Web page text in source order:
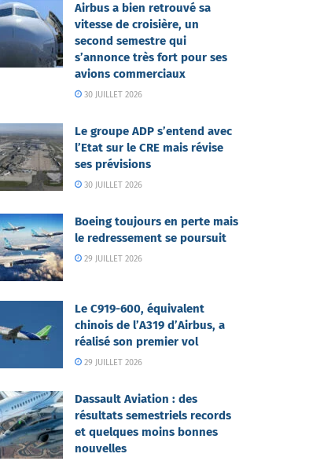
Airbus a bien retrouvé sa
vitesse de croisière, un
second semestre qui
s’annonce très fort pour ses
avions commerciaux
30 JUILLET 2026
Le groupe ADP s’entend avec
l’Etat sur le CRE mais révise
ses prévisions
30 JUILLET 2026
Boeing toujours en perte mais
le redressement se poursuit
29 JUILLET 2026
Le C919-600, équivalent
chinois de l’A319 d’Airbus, a
réalisé son premier vol
29 JUILLET 2026
Dassault Aviation : des
résultats semestriels records
et quelques moins bonnes
nouvelles